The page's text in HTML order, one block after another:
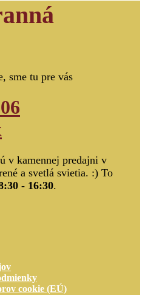
sme tu pre vás
v kamennej predajni v
a svetlá svietia. :) To
- 16:30.
cookie (EÚ)